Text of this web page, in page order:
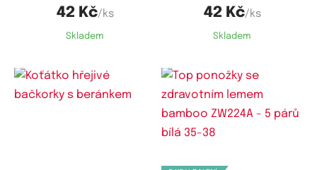
42 Kč/ks
Skladem
42 Kč/ks
Skladem
Dostupné velikosti: